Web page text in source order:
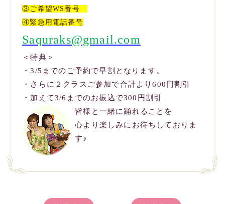
③ご希望WS番号
④緊急用電話番号
Saquraks@gmail.com
＜特典＞
・3/5までのご予約で早割となります。
・さらに２クラスご参加で合計より600円割引
・加えて3/6までのお振込で300円割引
皆様と一緒に踊れることを
心より楽しみにお待ちしておりま
す♪